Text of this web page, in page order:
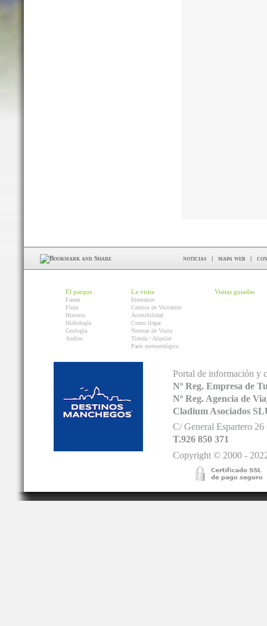
noticias | mapa web |
El parque
Fauna
Flora
Historia
Hidrología
Geología
Audios
La visita
Itinerarios
Centros de Visitantes
Accesibilidad
Como llegar
Normas de Visita
Tienda / Alquiler
Parte meteorológico
Visitas guiadas
Portal de información y
Nº Reg. Empresa de
Nº Reg. Agencia de
Cladium Asociados
C/ General Espartero
T.926 850 371
Copyright © 2000 -